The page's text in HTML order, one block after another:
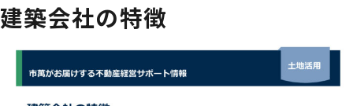
建築会社の特徴